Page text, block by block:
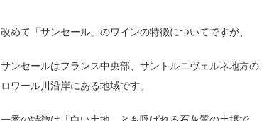
改めて「サンセール」のワインの特徴についてですが、
サンセールはフランス中央部、サントルニヴェルネ地方の
ロワール川沿岸にある地域です。